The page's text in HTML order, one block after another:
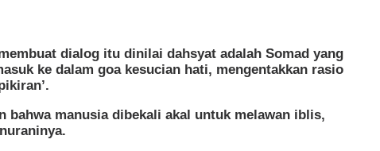
dialog itu dinilai dahsyat adalah Somad yang
ke dalam goa kesucian hati, mengentakkan rasio
bahwa manusia dibekali akal untuk melawan iblis,